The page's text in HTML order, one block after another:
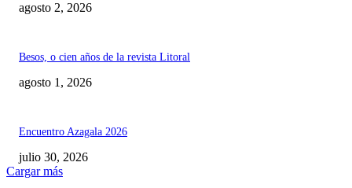
agosto 2, 2026
Besos, o cien años de la revista Litoral
agosto 1, 2026
Encuentro Azagala 2026
julio 30, 2026
Cargar más